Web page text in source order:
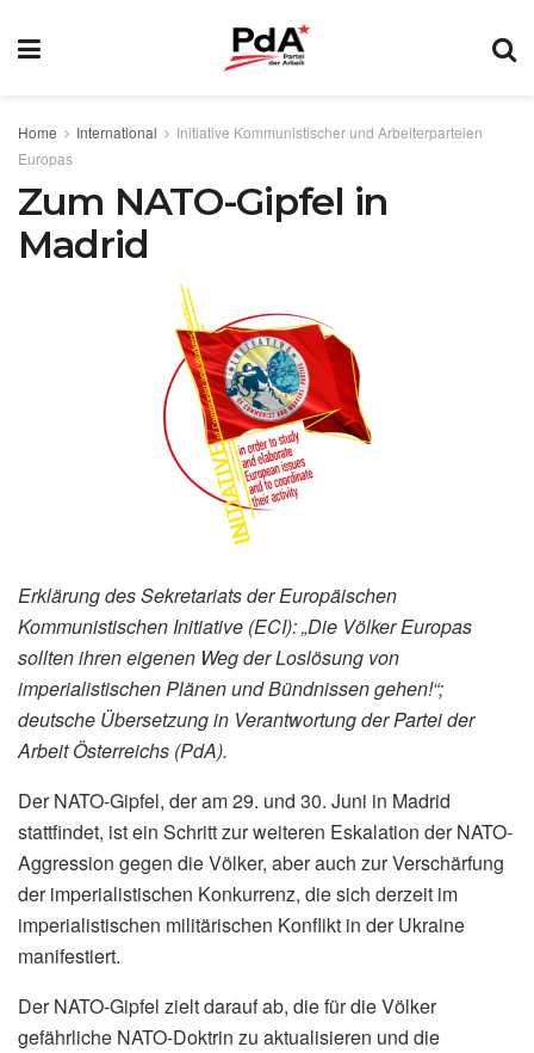
Home International
Initiative Kommunistischer und Arbeiterparteien
Europas
Zum NATO-Gipfel in
Madrid
Erklärung des Sekretariats der Europäischen
Kommunistischen Initiative (ECI): „Die Völker Europas
sollten ihren eigenen Weg der Loslösung von
imperialistischen Plänen und Bündnissen gehen!“;
deutsche Übersetzung in Verantwortung der Partei der
Arbeit Österreichs (PdA).
Der NATO-Gipfel, der am 29. und 30. Juni in Madrid
stattfindet, ist ein Schritt zur weiteren Eskalation der NATO-
Aggression gegen die Völker, aber auch zur Verschärfung
der imperialistischen Konkurrenz, die sich derzeit im
imperialistischen militärischen Konflikt in der Ukraine
manifestiert.
Der NATO-Gipfel zielt darauf ab, die für die Völker
gefährliche NATO-Doktrin zu aktualisieren und die